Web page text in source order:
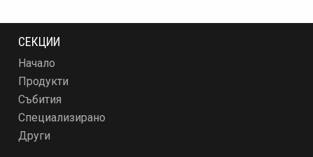
СЕКЦИИ
Начало
Продукти
Събития
Специализирано
Други